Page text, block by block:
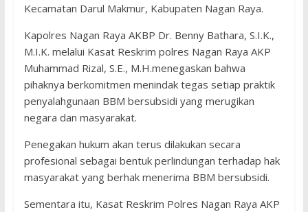
Kecamatan Darul Makmur, Kabupaten Nagan Raya.
Kapolres Nagan Raya AKBP Dr. Benny Bathara, S.I.K.,
M.I.K. melalui Kasat Reskrim polres Nagan Raya AKP
Muhammad Rizal, S.E., M.H.menegaskan bahwa
pihaknya berkomitmen menindak tegas setiap praktik
penyalahgunaan BBM bersubsidi yang merugikan
negara dan masyarakat.
Penegakan hukum akan terus dilakukan secara
profesional sebagai bentuk perlindungan terhadap hak
masyarakat yang berhak menerima BBM bersubsidi.
Sementara itu, Kasat Reskrim Polres Nagan Raya AKP